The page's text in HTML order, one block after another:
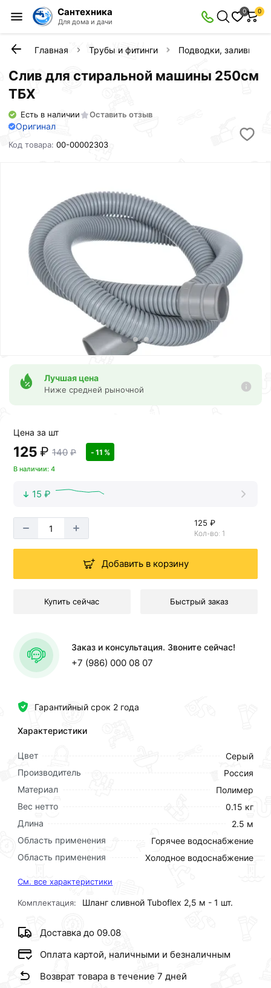
Сантехника
Для дома и дачи
0 0
Главная Трубы и фитинги Подводки, заливы,
Слив для стиральной машины 250см
ТБХ
Есть в наличии Оставить отзыв
Оригинал
Код товара:00-00002303
Гарантийный срок 2 года
Характеристики
Цвет
Серый
Производитель
Россия
Материал
Полимер
Вес нетто
0.15 кг
Длина
2.5 м
Область применения
Горячее водоснабжение
Область применения
Холодное водоснабжение
См. все характеристики
Комплектация: Шланг сливной Tuboflex 2,5 м - 1 шт.
Доставка до 09.08
Оплата картой, наличными и безналичным
Возврат товара в течение 7 дней
Лучшая цена
Ниже средней рыночной
Цена за шт
125 ₽ 140 ₽ - 11 %
В наличии: 4
15 ₽
125 ₽
Кол-во: 1
Добавить в корзину
Купить сейчас Быстрый заказ
Заказ и консультация. Звоните сейчас!
+7 (986) 000 08 07